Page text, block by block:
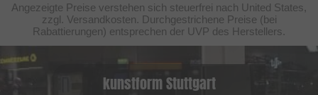
Angezeigte Preise verstehen sich steuerfrei nach United States,
zzgl. Versandkosten. Durchgestrichene Preise (bei
Rabattierungen) entsprechen der UVP des Herstellers.
kunstform Stuttgart